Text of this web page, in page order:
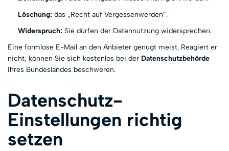
Löschung: das „Recht auf Vergessenwerden”.
Widerspruch: Sie dürfen der Datennutzung widersprechen.
Eine formlose E-Mail an den Anbieter genügt meist. Reagiert er
nicht, können Sie sich kostenlos bei der Datenschutzbehörde
Ihres Bundeslandes beschweren.
Datenschutz-
Einstellungen richtig
setzen